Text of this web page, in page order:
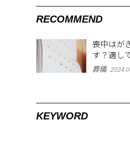
RECOMMEND
喪中はが
す？適し
囲を解説
葬儀
KEYWORD